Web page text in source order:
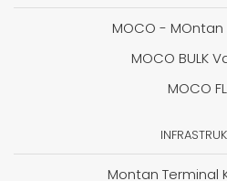
MOCO -
MOCO BULK
MOCO
Montan Terminal